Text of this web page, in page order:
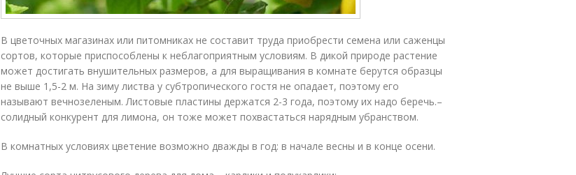
В цветочных магазинах или питомниках не составит труда приобрести семена или саженцы
сортов, которые приспособлены к неблагоприятным условиям. В дикой природе растение
может достигать внушительных размеров, а для выращивания в комнате берутся образцы
не выше 1,5-2 м. На зиму листва у субтропического гостя не опадает, поэтому его
называют вечнозеленым. Листовые пластины держатся 2-3 года, поэтому их надо беречь.–
солидный конкурент для лимона, он тоже может похвастаться нарядным убранством.
В комнатных условиях цветение возможно дважды в год: в начале весны и в конце осени.